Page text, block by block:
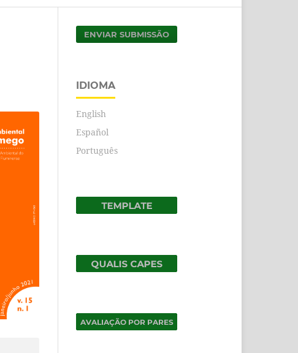
ENVIAR SUBMISSÃO
IDIOMA
English
Español
Português